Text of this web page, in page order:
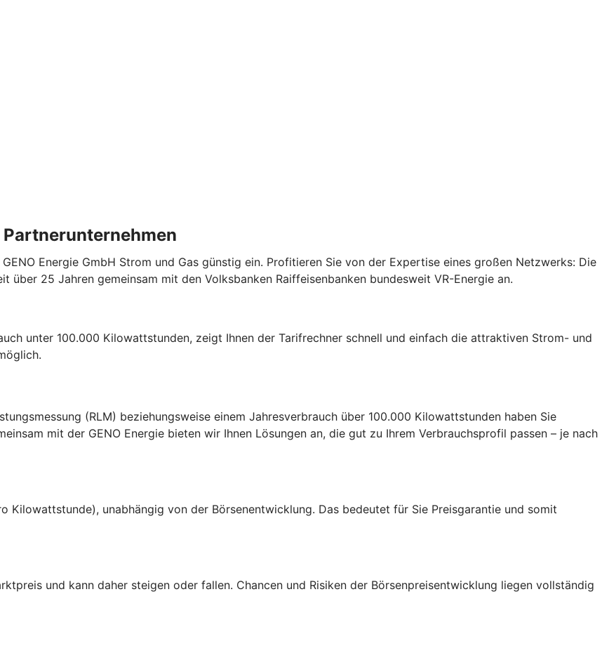
Partnerunternehmen
Energie GmbH Strom und Gas günstig ein. Profitieren Sie von der Expertise eines großen Netzwerks: Die
über 25 Jahren gemeinsam mit den Volksbanken Raiffeisenbanken bundesweit VR-Energie an.
unter 100.000 Kilowattstunden, zeigt Ihnen der Tarifrechner schnell und einfach die attraktiven Strom- und
(RLM) beziehungsweise einem Jahresverbrauch über 100.000 Kilowattstunden haben Sie
mit der GENO Energie bieten wir Ihnen Lösungen an, die gut zu Ihrem Verbrauchsprofil passen – je nach
Kilowattstunde), unabhängig von der Börsenentwicklung. Das bedeutet für Sie Preisgarantie und somit
und kann daher steigen oder fallen. Chancen und Risiken der Börsenpreisentwicklung liegen vollständig